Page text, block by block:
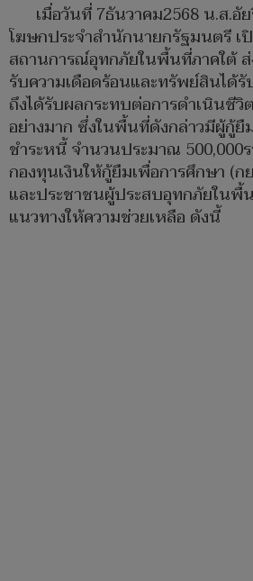
เมื่อวันที่ 7ธันวาคม2568 น.ส.อั
โฆษกประจำสำนักนายกรัฐมนตรี เ
สถานการณ์อุทกภัยในพื้นที่ภาคใต้
รับความเดือดร้อนและทรัพย์สินได้รั
ถึงได้รับผลกระทบต่อการดำเนินชี
อย่างมาก ซึ่งในพื้นที่ดังกล่าวมีผู้กู้ยื
ชำระหนี้ จำนวนประมาณ 500,000
กองทุนเงินให้กู้ยืมเพื่อการศึกษา (ก
และประชาชนผู้ประสบอุทกภัยในพื้
แนวทางให้ความช่วยเหลือ ดังนี้